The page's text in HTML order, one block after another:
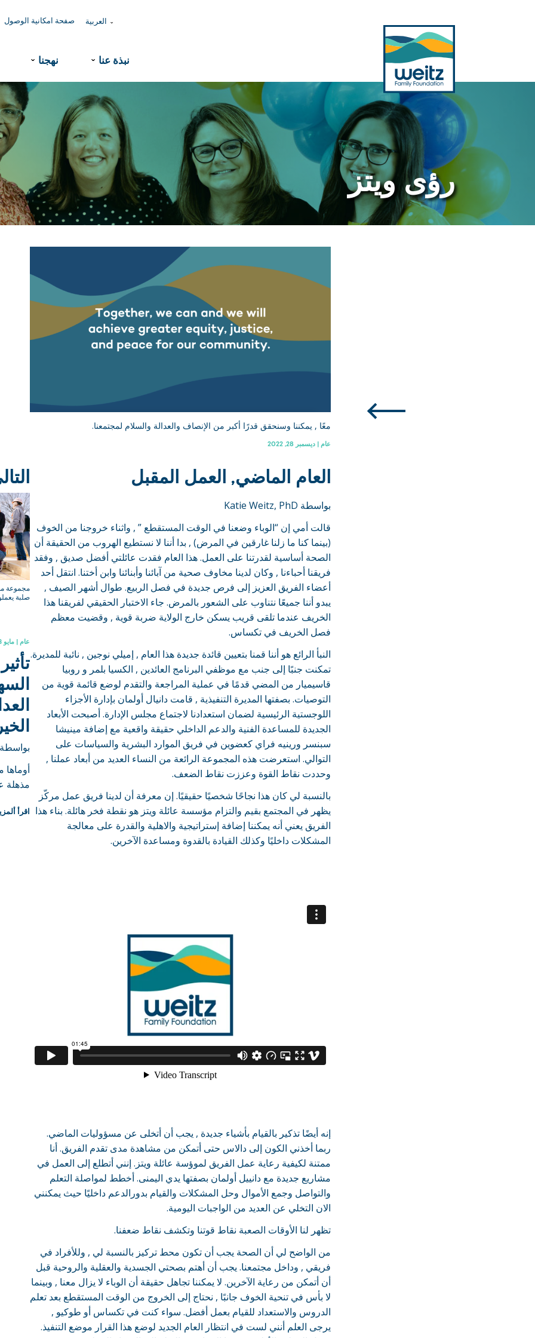
العربية ˇ صفحة امكانية الوصول
نبذة عنا ˇ نهجنا ˇ
رؤى ويتز
معًا , يمكننا وسنحقق قدرًا أكبر من الإنصاف والعدالة والسلام لمجتمعنا.
عام | ديسمبر 28, 2022
العام الماضي, العمل المقبل
بواسطة Katie Weitz, PhD
قالت أمي إن “الوباء وضعنا في الوقت المستقطع ” , واثناء خروجنا من الخوف
(بينما كنا ما زلنا غارقين في المرض) , بدا أننا لا نستطيع الهروب من الحقيقة أن
الصحة أساسية لقدرتنا على العمل. هذا العام فقدت عائلتي أفضل صديق , وفقد
فريقنا أحباءنا , وكان لدينا مخاوف صحية من آبائنا وأبنائنا وابن أختنا. انتقل أحد
أعضاء الفريق العزيز إلى فرص جديدة في فصل الربيع. طوال أشهر الصيف ,
يبدو أننا جميعًا نتناوب على الشعور بالمرض. جاء الاختبار الحقيقي لفريقنا هذا
الخريف عندما تلقى قريب يسكن خارج الولاية ضربة قوية , وقضيت معظم
فصل الخريف في تكساس.
النبأ الرائع هو أننا قمنا بتعيين قائدة جديدة هذا العام , إميلي نوجين , نائبة للمديرة.
تمكنت جنبًا إلى جنب مع موظفي البرنامج العائدين , الكسيا بلمر و روبيا
قاسيميار من المضي قدمًا في عملية المراجعة والتقدم لوضع قائمة قوية من
التوصيات. بصفتها المديرة التنفيذية , قامت دانيال أولمان بإدارة الأجزاء
اللوجستية الرئيسية لضمان استعدادنا لاجتماع مجلس الإدارة. أصبحت الأبعاد
الجديدة للمساعدة الفنية والدعم الداخلي حقيقة واقعية مع إضافة مينيشا
سبنسر ورينيه فراي كعضوين في فريق الموارد البشرية والسياسات على
التوالي. استعرضت هذه المجموعة الرائعة من النساء العديد من أبعاد عملنا ,
وحددت نقاط القوة وعززت نقاط الضعف.
بالنسبة لي كان هذا نجاحًا شخصيًا حقيقيًا. إن معرفة أن لدينا فريق عمل مركّز
يظهر في المجتمع بقيم والتزام مؤسسة عائلة ويتز هو نقطة فخر هائلة. بناء هذا
الفريق يعني أنه يمكننا إضافة إستراتيجية والاهلية والقدرة على معالجة
المشكلات داخليًا وكذلك القيادة بالقدوة ومساعدة الآخرين.
إنه أيضًا تذكير بالقيام بأشياء جديدة , يجب أن أتخلى عن مسؤوليات الماضي.
ربما أخذني الكون إلى دالاس حتى أتمكن من مشاهدة مدى تقدم الفريق. أنا
ممتنة لكيفية رعاية عمل الفريق لموؤسة عائلة ويتز. إنني أتطلع إلى العمل في
مشاريع جديدة مع دانييل أولمان بصفتها يدي اليمنى. أخطط لمواصلة التعلم
والتواصل وجمع الأموال وحل المشكلات والقيام بدورالدعم داخليًا حيث يمكنني
الان التخلي عن العديد من الواجبات اليومية.
تظهر لنا الأوقات الصعبة نقاط قوتنا وتكشف نقاط ضعفنا.
من الواضح لي أن الصحة يجب أن تكون محط تركيز بالنسبة لي , وللأفراد في
فريقي , وداخل مجتمعنا. يجب أن أهتم بصحتي الجسدية والعقلية والروحية قبل
أن أتمكن من رعاية الآخرين. لا يمكننا تجاهل حقيقة أن الوباء لا يزال معنا , وبينما
لا بأس في تنحية الخوف جانبًا , نحتاج إلى الخروج من الوقت المستقطع بعد تعلم
الدروس والاستعداد للقيام بعمل أفضل. سواء كنت في تكساس أو طوكيو ,
يرجى العلم أنني لست في انتظار العام الجديد لوضع هذا القرار موضع التنفيذ.
مجموعة
صلبة
عام | مايو 3, 2022
بواسطة
أوماها
مذهلة
اقرأ